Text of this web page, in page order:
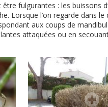
fulgurantes : les buissons
Lorsque l’on regarde dans
aux coups de
attaquées ou en